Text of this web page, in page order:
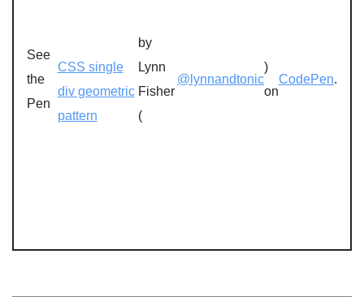
See
the
Pen
CSS single
div geometric
pattern
by
Lynn
Fisher
(
@lynnandtonic
)
on
CodePen.